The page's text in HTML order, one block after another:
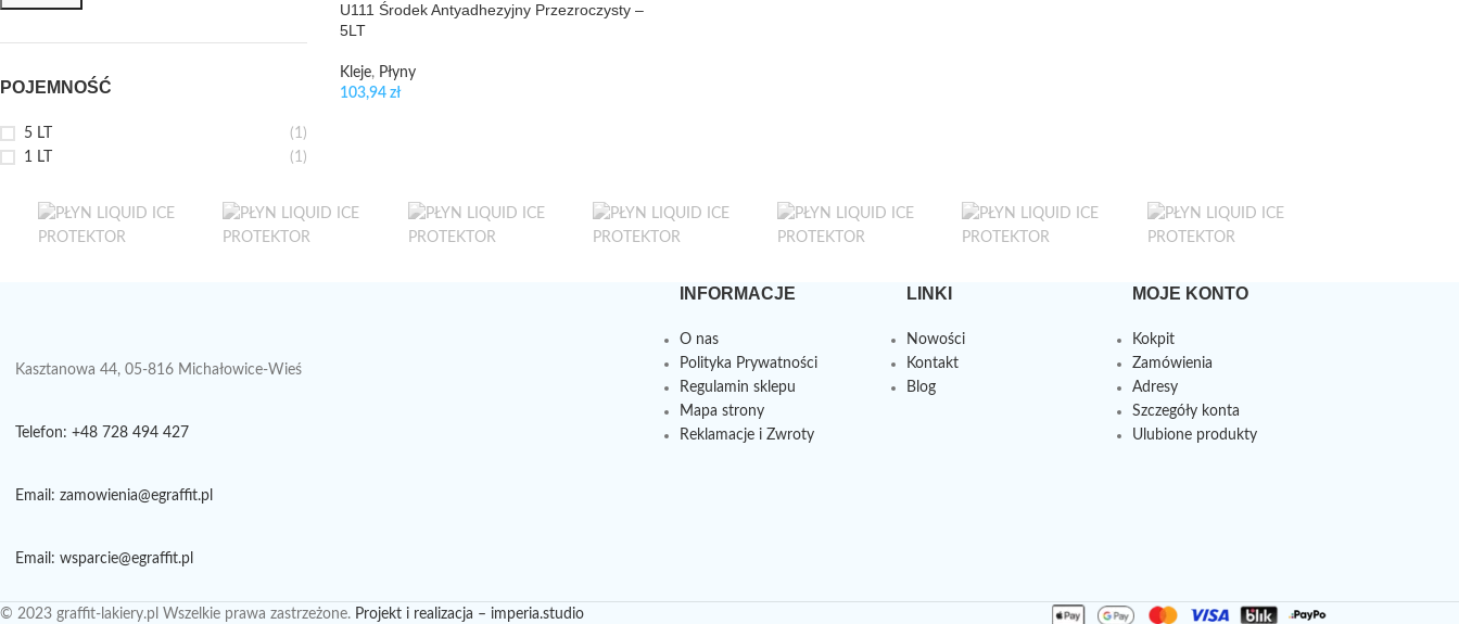
POJEMNOŚĆ
5 LT
(1)
1 LT
(1)
U111 Środek Antyadhezyjny Przezroczysty –
5LT
Kleje, Płyny
103,94 zł
Kasztanowa 44, 05-816 Michałowice-Wieś
Telefon: +48 728 494 427
Email: zamowienia@egraffit.pl
Email: wsparcie@egraffit.pl
INFORMACJE
O nas
Polityka Prywatności
Regulamin sklepu
Mapa strony
Reklamacje i Zwroty
LINKI
Nowości
Kontakt
Blog
MOJE KONTO
Kokpit
Zamówienia
Adresy
Szczegóły konta
Ulubione produkty
© 2023 graffit-lakiery.pl Wszelkie prawa zastrzeżone. Projekt i realizacja – imperia.studio